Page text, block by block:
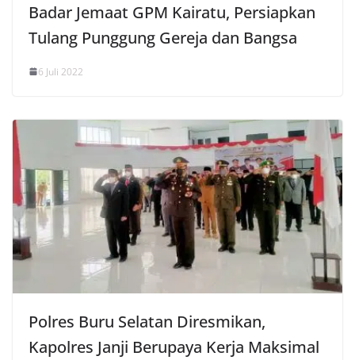
Badar Jemaat GPM Kairatu, Persiapkan
Tulang Punggung Gereja dan Bangsa
6 Juli 2022
Polres Buru Selatan Diresmikan,
Kapolres Janji Berupaya Kerja Maksimal